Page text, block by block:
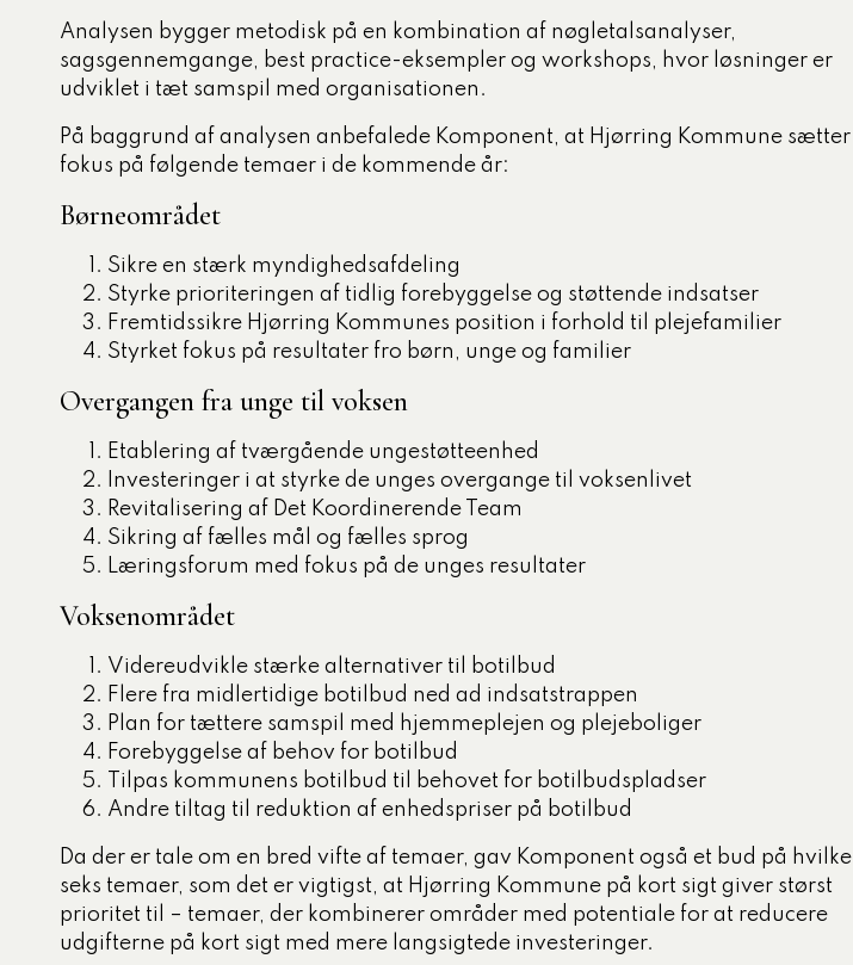
Analysen bygger metodisk på en kombination af nøgletalsanalyser,
sagsgennemgange, best practice-eksempler og workshops, hvor løsninger er
udviklet i tæt samspil med organisationen.
På baggrund af analysen anbefalede Komponent, at Hjørring Kommune sætter
fokus på følgende temaer i de kommende år:
Børneområdet
Sikre en stærk myndighedsafdeling
Styrke prioriteringen af tidlig forebyggelse og støttende indsatser
Fremtidssikre Hjørring Kommunes position i forhold til plejefamilier
Styrket fokus på resultater fro børn, unge og familier
Overgangen fra unge til voksen
Etablering af tværgående ungestøtteenhed
Investeringer i at styrke de unges overgange til voksenlivet
Revitalisering af Det Koordinerende Team
Sikring af fælles mål og fælles sprog
Læringsforum med fokus på de unges resultater
Voksenområdet
Videreudvikle stærke alternativer til botilbud
Flere fra midlertidige botilbud ned ad indsatstrappen
Plan for tættere samspil med hjemmeplejen og plejeboliger
Forebyggelse af behov for botilbud
Tilpas kommunens botilbud til behovet for botilbudspladser
Andre tiltag til reduktion af enhedspriser på botilbud
Da der er tale om en bred vifte af temaer, gav Komponent også et bud på hvilke
seks temaer, som det er vigtigst, at Hjørring Kommune på kort sigt giver størst
prioritet til – temaer, der kombinerer områder med potentiale for at reducere
udgifterne på kort sigt med mere langsigtede investeringer.